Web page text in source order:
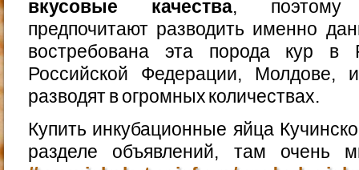
вкусовые качества, поэтому
предпочитают разводить именно
востребована эта порода кур в
Российской Федерации, Молдове,
разводят в огромных количествах.
Купить инкубационные яйца
разделе объявлений, там очень